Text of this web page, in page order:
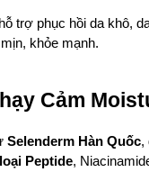
trợ phục hồi da khô,
khỏe mạnh.
Cảm
Selenderm Hàn Quốc,
Peptide,